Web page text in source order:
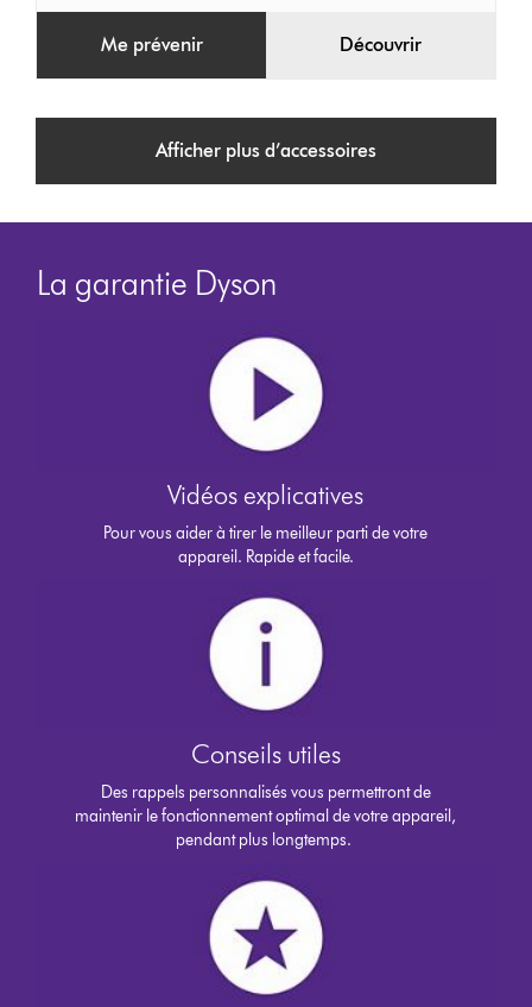
Me prévenir Découvrir
Afficher plus d’accessoires
La garantie Dyson
Vidéos explicatives
Pour vous aider à tirer le meilleur parti de votre
appareil. Rapide et facile.
Conseils utiles
Des rappels personnalisés vous permettront de
maintenir le fonctionnement optimal de votre appareil,
pendant plus longtemps.